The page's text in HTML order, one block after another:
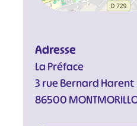
Adresse
La Préface
3 rue Bernard Harent
86500